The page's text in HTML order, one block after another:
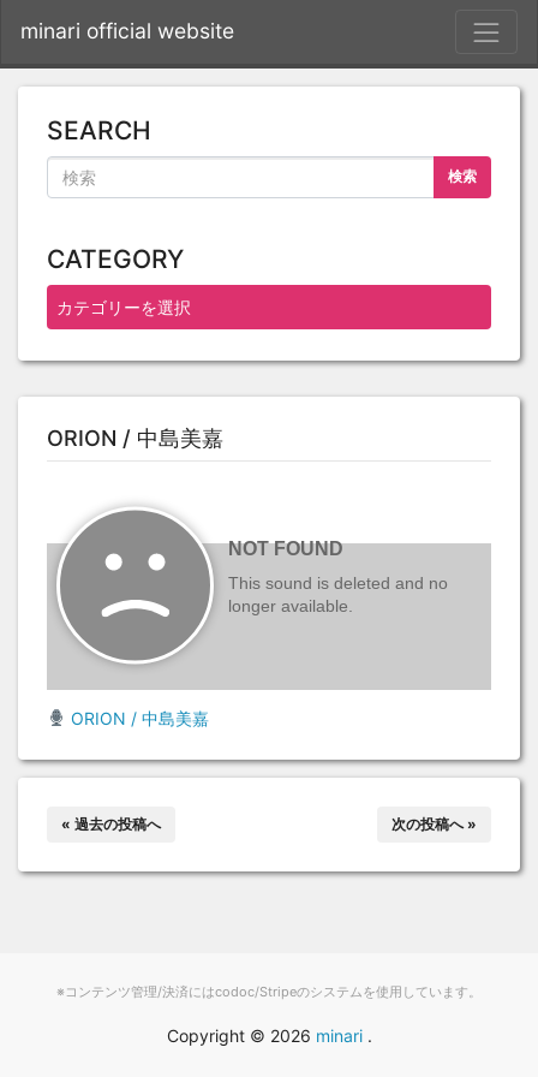
minari official website
ORION / 中島美嘉
ORION / 中島美嘉
« 過去の投稿へ 次の投稿へ »
SEARCH
検索
CATEGORY
※コンテンツ管理/決済にはcodoc/Stripeのシステムを使用しています。
Copyright © 2026 minari.